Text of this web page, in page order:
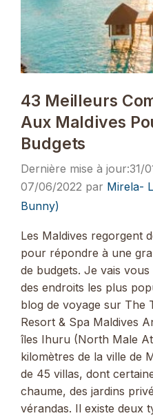
43 Meilleurs
Aux Maldives
Budgets
31/
07/06/2022 par Mirela-
Bunny)
Les Maldives regorgent
pour répondre à une
de budgets. Je vais
des endroits les plus
blog de voyage sur The
Resort & Spa Maldives
îles Ihuru (North Male
kilomètres de la ville de
de 45 villas, dont
chaume, des jardins
vérandas. Il existe deux